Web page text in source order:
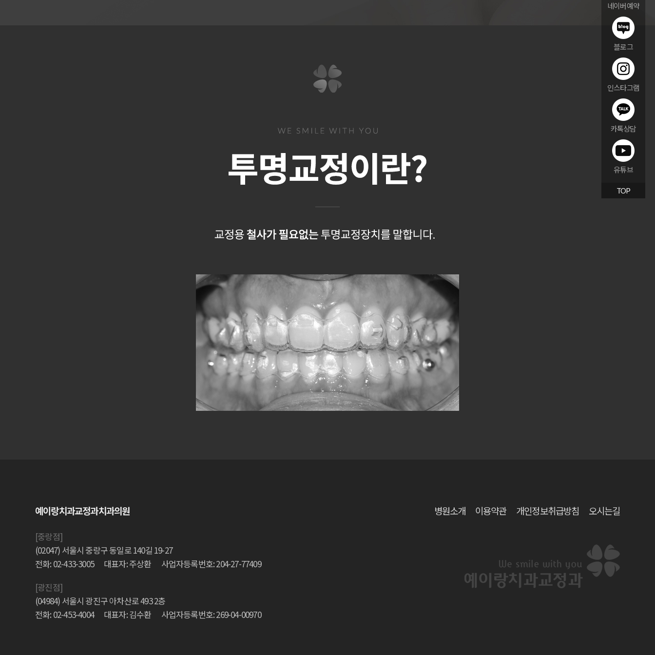
네이버예약
블로그
인스타그램
카톡상담
유튜브
TOP
병원소개 이용약관 개인정보취급방침 오시는길
예이랑치과교정과치과의원
[중랑점]
(02047) 서울시 중랑구 동일로 140길 19-27
전화: 02-433-3005
대표자: 주상환
사업자등록번호: 204-27-77409
[광진점]
(04984) 서울시 광진구 아차산로 493 2층
전화: 02-453-4004
대표자: 김수환 사업자등록번호: 269-04-00970